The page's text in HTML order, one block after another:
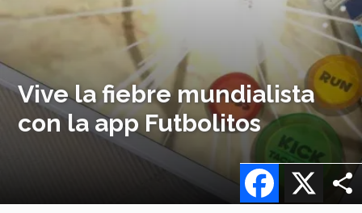
Vive la fiebre mundialista
con la app Futbolitos
X
Facebook